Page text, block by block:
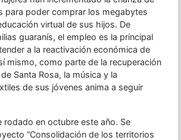
para poder comprar los megabytes
virtual de sus hijos. De
guaranís, el empleo es la principal
a la reactivación económica de
mismo, como parte de la recuperación
Santa Rosa, la música y la
de sus jóvenes anima a seguir
rodado en octubre este año. Se
“Consolidación de los territorios